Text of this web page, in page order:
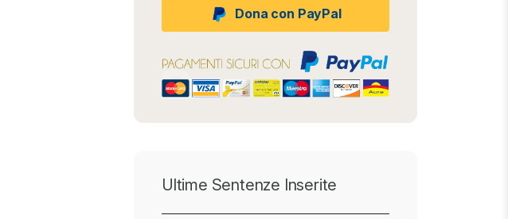
Dona con PayPal
Ultime Sentenze Inserite